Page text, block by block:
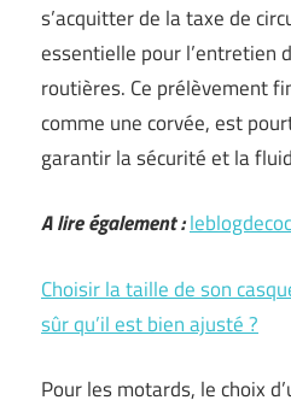
s’acquitter de la taxe de
essentielle pour l’entretien
routières. Ce prélèvement
comme une corvée, est
garantir la sécurité et la
A lire également :
Choisir la taille de son
sûr qu’il est bien ajusté ?
Pour les motards, le choix